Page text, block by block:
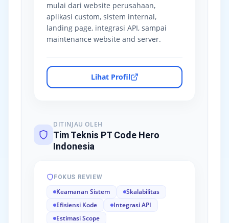
mulai dari website perusahaan,
aplikasi custom, sistem internal,
landing page, integrasi API, sampai
maintenance website and server.
Lihat Profil
DITINJAU OLEH
Tim Teknis PT Code Hero
Indonesia
FOKUS REVIEW
Keamanan Sistem
Skalabilitas
Efisiensi Kode
Integrasi API
Estimasi Scope